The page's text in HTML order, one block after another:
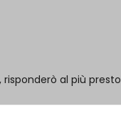
al più presto